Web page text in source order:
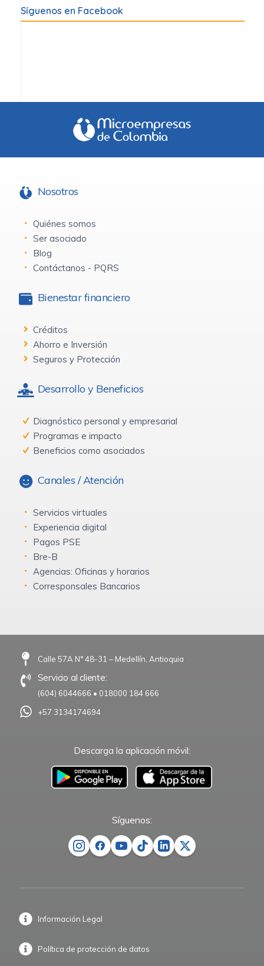
Síguenos en Facebook
Nosotros
Quiénes somos
Ser asociado
Blog
Contáctanos - PQRS
Bienestar financiero
Créditos
Ahorro e Inversión
Seguros y Protección
Desarrollo y Beneficios
Diagnóstico personal y empresarial
Programas e impacto
Beneficios como asociados
Canales / Atención
Servicios virtuales
Experiencia digital
Pagos PSE
Bre-B
Agencias: Oficinas y horarios
Corresponsales Bancarios
Calle 57A N° 48-31 – Medellín, Antioquia
Servicio al cliente:
(604) 6044666 • 018000 184 666
+57 3134174694
Descarga la aplicación móvil:
–
Síguenos:
Información Legal
Política de protección de datos